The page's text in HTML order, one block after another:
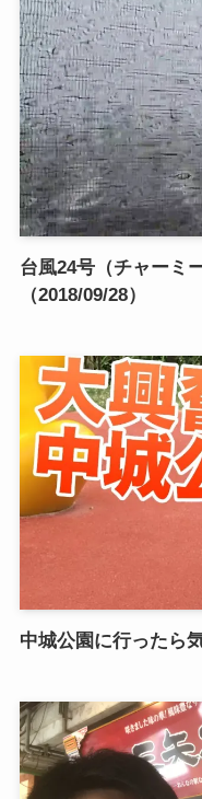
台風24号（チャーミ
（2018/09/28）
中城公園に行ったら